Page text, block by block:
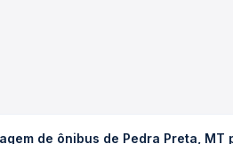
de ônibus de Pedra Preta, MT